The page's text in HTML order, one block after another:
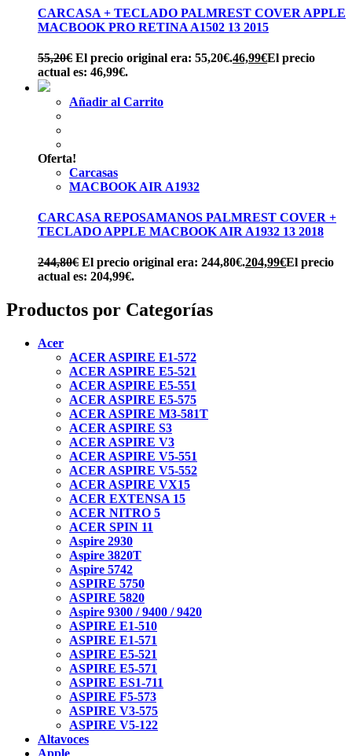
CARCASA + TECLADO PALMREST COVER APPLE
MACBOOK PRO RETINA A1502 13 2015
55,20€ El precio original era: 55,20€.46,99€El precio
actual es: 46,99€.
Añadir al Carrito
Oferta!
Carcasas
MACBOOK AIR A1932
CARCASA REPOSAMANOS PALMREST COVER +
TECLADO APPLE MACBOOK AIR A1932 13 2018
244,80€ El precio original era: 244,80€.204,99€El precio
actual es: 204,99€.
Productos por Categorías
Acer
ACER ASPIRE E1-572
ACER ASPIRE E5-521
ACER ASPIRE E5-551
ACER ASPIRE E5-575
ACER ASPIRE M3-581T
ACER ASPIRE S3
ACER ASPIRE V3
ACER ASPIRE V5-551
ACER ASPIRE V5-552
ACER ASPIRE VX15
ACER EXTENSA 15
ACER NITRO 5
ACER SPIN 11
Aspire 2930
Aspire 3820T
Aspire 5742
ASPIRE 5750
ASPIRE 5820
Aspire 9300 / 9400 / 9420
ASPIRE E1-510
ASPIRE E1-571
ASPIRE E5-521
ASPIRE E5-571
ASPIRE ES1-711
ASPIRE F5-573
ASPIRE V3-575
ASPIRE V5-122
Altavoces